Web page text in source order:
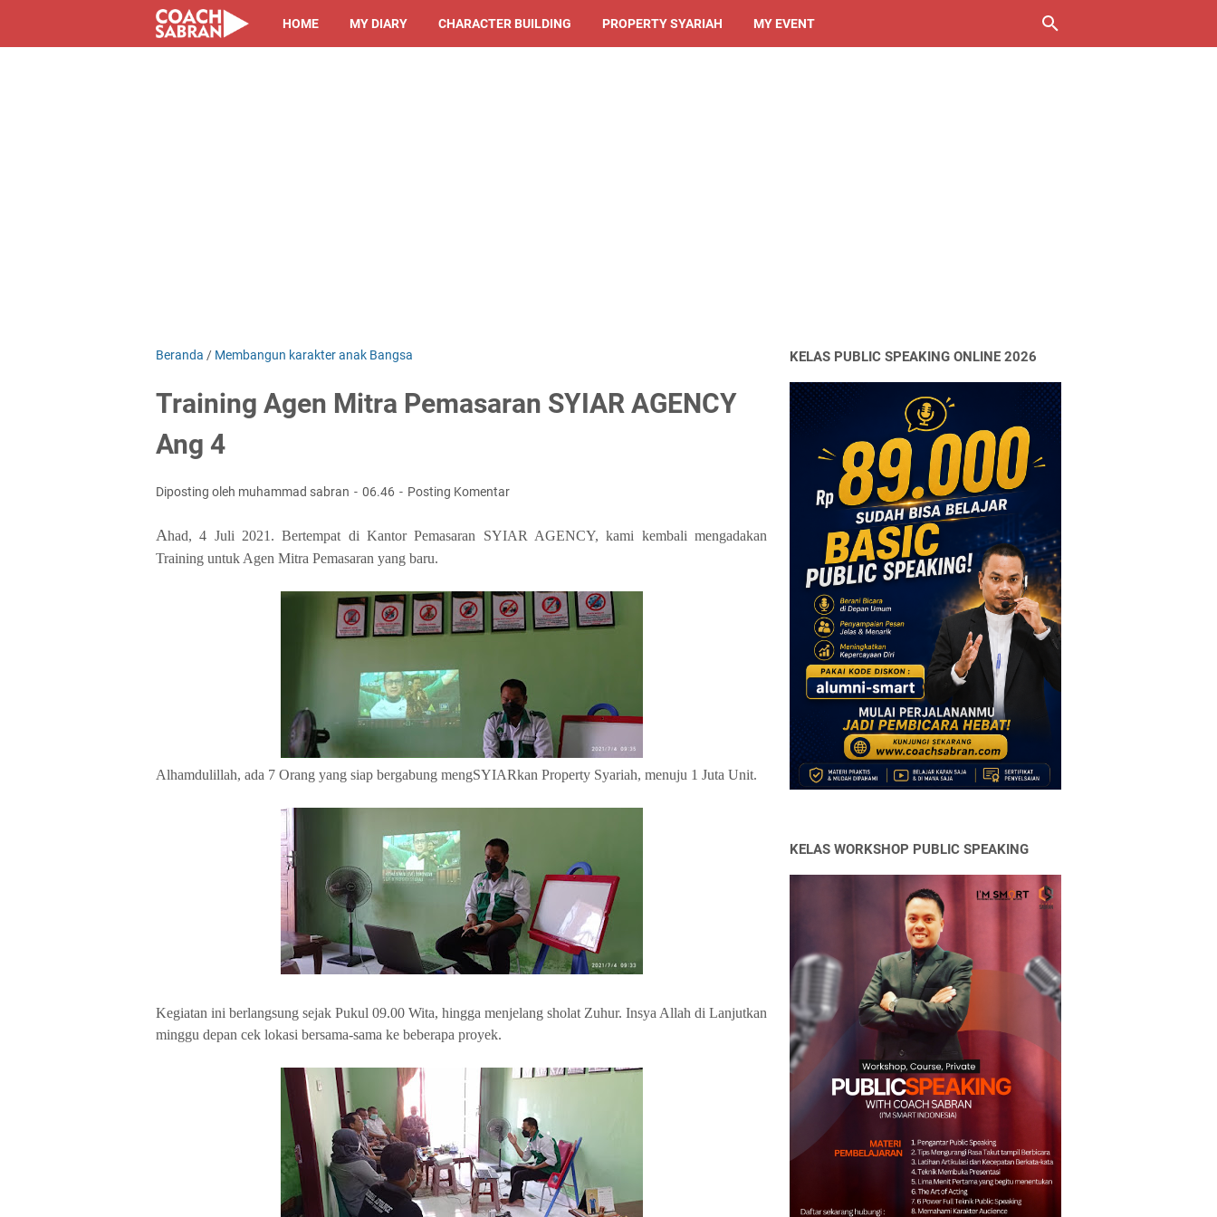
HOME MY DIARY CHARACTER BUILDING PROPERTY SYARIAH MY EVENT
Beranda / Membangun karakter anak Bangsa
Training Agen Mitra Pemasaran SYIAR AGENCY
Ang 4
Diposting oleh muhammad sabran 06.46 Posting Komentar
Ahad, 4 Juli 2021. Bertempat di Kantor Pemasaran SYIAR AGENCY, kami kembali mengadakan
Training untuk Agen Mitra Pemasaran yang baru.
Alhamdulillah, ada 7 Orang yang siap bergabung mengSYIARkan Property Syariah, menuju 1 Juta Unit.
Kegiatan ini berlangsung sejak Pukul 09.00 Wita, hingga menjelang sholat Zuhur. Insya Allah di Lanjutkan
minggu depan cek lokasi bersama-sama ke beberapa proyek.
KELAS PUBLIC SPEAKING ONLINE 2026
KELAS WORKSHOP PUBLIC SPEAKING